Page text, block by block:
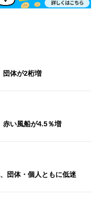
団体が2桁増
赤い風船が4.5％増
団体・個人ともに低迷